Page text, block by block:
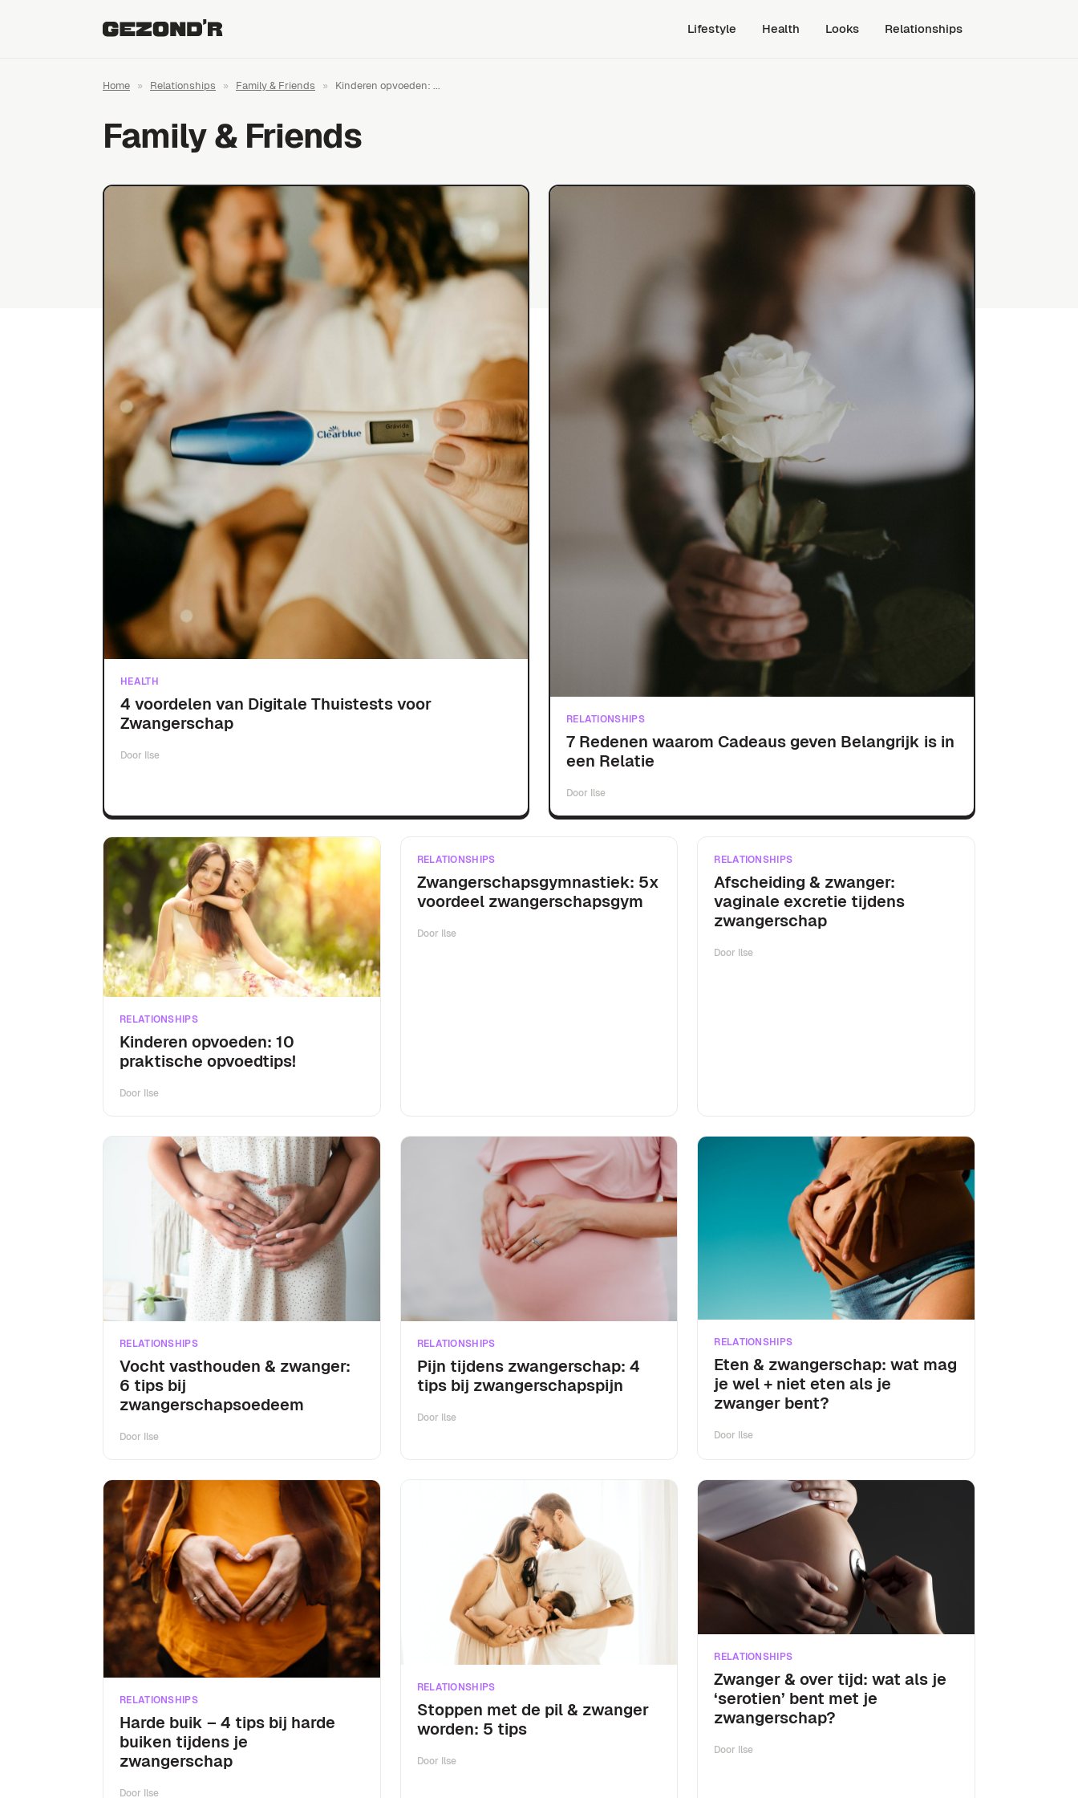
Lifestyle Health Looks Relationships
Home » Relationships » Family & Friends » Kinderen opvoeden: ...
Family & Friends
HEALTH
4 voordelen van Digitale Thuistests voor
Zwangerschap
Door Ilse
RELATIONSHIPS
7 Redenen waarom Cadeaus geven Belangrijk is in
een Relatie
Door Ilse
RELATIONSHIPS
Kinderen opvoeden: 10
praktische opvoedtips!
Door Ilse
RELATIONSHIPS
Zwangerschapsgymnastiek: 5x
voordeel zwangerschapsgym
Door Ilse
RELATIONSHIPS
Afscheiding & zwanger:
vaginale excretie tijdens
zwangerschap
Door Ilse
RELATIONSHIPS
Vocht vasthouden & zwanger:
6 tips bij
zwangerschapsoedeem
Door Ilse
RELATIONSHIPS
Pijn tijdens zwangerschap: 4
tips bij zwangerschapspijn
Door Ilse
RELATIONSHIPS
Eten & zwangerschap: wat mag
je wel + niet eten als je
zwanger bent?
Door Ilse
RELATIONSHIPS
Harde buik – 4 tips bij harde
buiken tijdens je
zwangerschap
Door Ilse
RELATIONSHIPS
Stoppen met de pil & zwanger
worden: 5 tips
Door Ilse
RELATIONSHIPS
Zwanger & over tijd: wat als je
‘serotien’ bent met je
zwangerschap?
Door Ilse